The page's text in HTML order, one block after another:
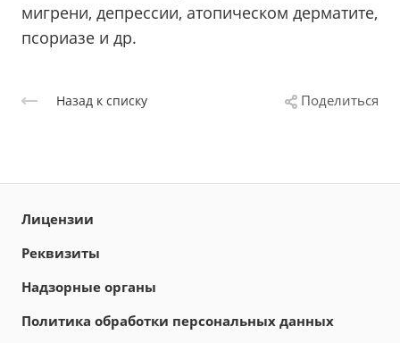
мигрени, депрессии, атопическом дерматите,
псориазе и др.
Назад к списку Поделиться
Лицензии
Реквизиты
Надзорные органы
Политика обработки персональных данных